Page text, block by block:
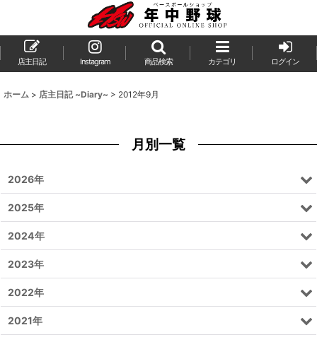
店主日記 Instagram 商品検索 カテゴリ ログイン
ホーム > 店主日記 ~Diary~ > 2012年9月
月別一覧
2026年
2025年
2024年
2023年
2022年
2021年